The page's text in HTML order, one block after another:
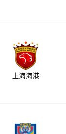
上海海港